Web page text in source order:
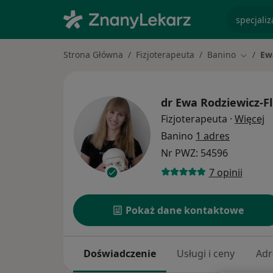
Strona Główna Fizjoterapeuta Banino Zmień
dr Ewa Rodziewicz-
Fizjoterapeuta · Więcej
Banino 1 adres
Nr PWZ: 54596
7 opinii
Pokaż dane kontaktowe
Doświadczenie Usługi i ceny